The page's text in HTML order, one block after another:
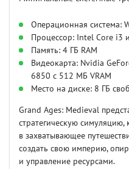
Операционная система:
Процессор: Intel Core i3
Память: 4 ГБ RAM
Видеокарта: Nvidia
6850 с 512 МБ VRAM
Место на диске: 8 ГБ
Grand Ages: Medieval
стратегическую симуляцию,
в захватывающее
создать свою империю,
и управление ресурсами.